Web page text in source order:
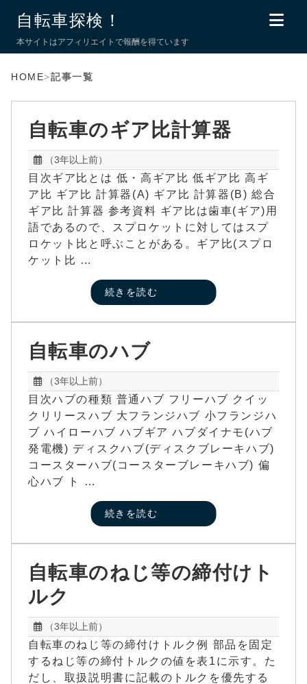
自転車探検！
本サイトはアフィリエイトで報酬を得ています
HOME>記事一覧
自転車のギア比計算器
（3年以上前）
目次ギア比とは 低・高ギア比 低ギア比 高ギ
ア比 ギア比 計算器(A) ギア比 計算器(B) 総合
ギア比 計算器 参考資料 ギア比は歯車(ギア)用
語であるので、スプロケットに対してはスプ
ロケット比と呼ぶことがある。ギア比(スプロ
ケット比 …
続きを読む
自転車のハブ
（3年以上前）
目次ハブの種類 普通ハブ フリーハブ クイッ
クリリースハブ 大フランジハブ 小フランジハ
ブ ハイローハブ ハブギア ハブダイナモ(ハブ
発電機) ディスクハブ(ディスクブレーキハブ)
コースターハブ(コースターブレーキハブ) 偏
心ハブ ト …
続きを読む
自転車のねじ等の締付けト
ルク
（3年以上前）
自転車のねじ等の締付けトルク例 部品を固定
するねじ等の締付トルクの値を表1に示す。た
だし、取扱説明書に記載のトルクを優先する